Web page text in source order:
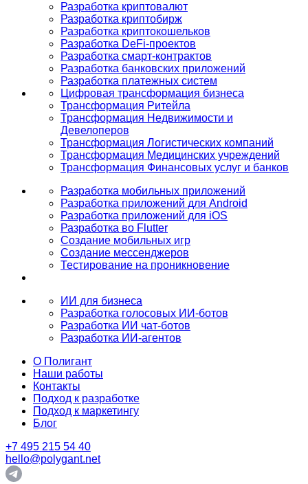
Разработка криптовалют
Разработка криптобирж
Разработка криптокошельков
Разработка DeFi-проектов
Разработка смарт-контрактов
Разработка банковских приложений
Разработка платежных систем
Цифровая трансформация бизнеса
Трансформация Ритейла
Трансформация Недвижимости и
Девелоперов
Трансформация Логистических компаний
Трансформация Медицинских учреждений
Трансформация Финансовых услуг и банков
Разработка мобильных приложений
Разработка приложений для Android
Разработка приложений для iOS
Разработка во Flutter
Создание мобильных игр
Создание мессенджеров
Тестирование на проникновение
ИИ для бизнеса
Разработка голосовых ИИ-ботов
Разработка ИИ чат-ботов
Разработка ИИ-агентов
О Полигант
Наши работы
Контакты
Подход к разработке
Подход к маркетингу
Блог
+7 495 215 54 40
hello@polygant.net